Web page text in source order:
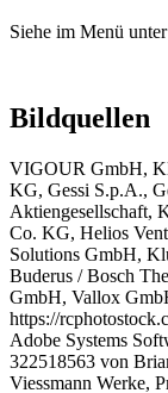
Siehe im Menü unter
Bildquellen
VIGOUR GmbH,
KG, Gessi S.p.A.,
Aktiengesellschaft,
Co. KG, Helios
Solutions GmbH,
Buderus / Bosch
GmbH, Vallox
https://
Adobe Systems
322518563 von
Viessmann Werke,